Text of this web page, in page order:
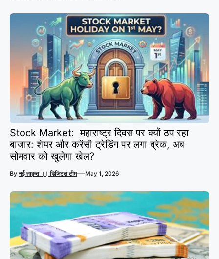
Stock Market: महाराष्ट्र दिवस पर क्यों ठप रहा
बाजार: शेयर और करेंसी ट्रेडिंग पर लगा ब्रेक, अब
सोमवार को खुलेगा खेल?
Byनई ताक़त ।। डिजिटल टीम—May 1, 2026